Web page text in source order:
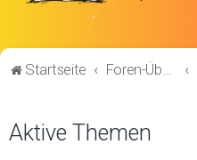
Startseite Foren-Übersicht
Aktive Themen